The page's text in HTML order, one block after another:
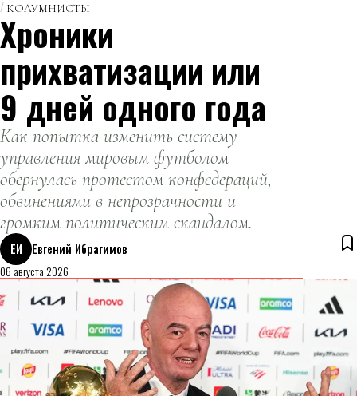
КОЛУМНИСТЫ
Хроники
прихватизации или
9 дней одного года
Как попытка изменить систему
управления мировым футболом
обернулась протестом конфедераций,
обвинениями в непрозрачности и
громким политическим скандалом.
ЕИ
Евгений Ибрагимов
06 августа 2026